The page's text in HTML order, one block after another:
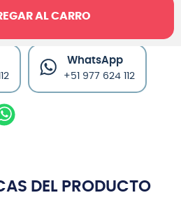
AL CARRO
asesoría
WhatsApp
+51 977 624 112
DEL PRODUCTO